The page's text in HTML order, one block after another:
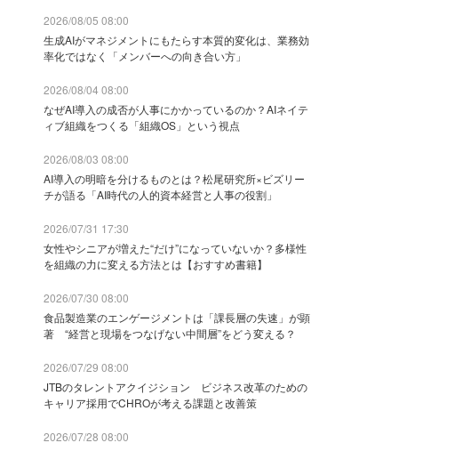
2026/08/05 08:00
生成AIがマネジメントにもたらす本質的変化は、業務効
率化ではなく「メンバーへの向き合い方」
2026/08/04 08:00
なぜAI導入の成否が人事にかかっているのか？AIネイテ
ィブ組織をつくる「組織OS」という視点
2026/08/03 08:00
AI導入の明暗を分けるものとは？松尾研究所×ビズリー
チが語る「AI時代の人的資本経営と人事の役割」
2026/07/31 17:30
女性やシニアが増えた“だけ”になっていないか？多様性
を組織の力に変える方法とは【おすすめ書籍】
2026/07/30 08:00
食品製造業のエンゲージメントは「課長層の失速」が顕
著 “経営と現場をつなげない中間層”をどう変える？
2026/07/29 08:00
JTBのタレントアクイジション ビジネス改革のための
キャリア採用でCHROが考える課題と改善策
2026/07/28 08:00